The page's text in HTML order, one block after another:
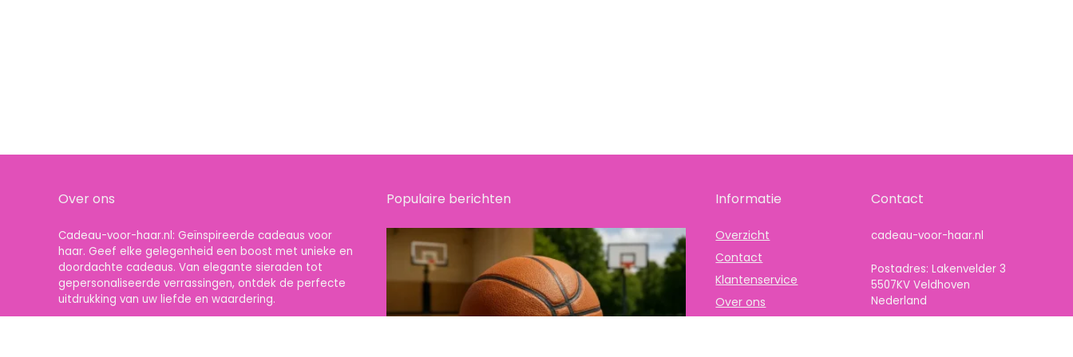
Over ons
Cadeau-voor-haar.nl: Geïnspireerde cadeaus voor
haar. Geef elke gelegenheid een boost met unieke en
doordachte cadeaus. Van elegante sieraden tot
gepersonaliseerde verrassingen, ontdek de perfecte
uitdrukking van uw liefde en waardering.
Populaire berichten Informatie
Overzicht
Contact
Klantenservice
Over ons
Contact
cadeau-voor-haar.nl
Postadres: Lakenvelder 3
5507KV Veldhoven
Nederland